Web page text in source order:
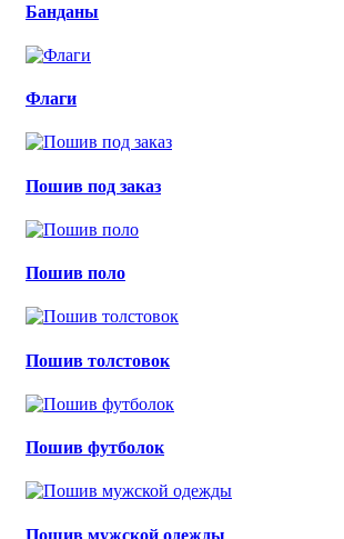
Банданы
Флаги
Пошив под заказ
Пошив поло
Пошив толстовок
Пошив футболок
Пошив мужской одежды